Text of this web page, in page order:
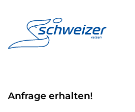
Highlights
Anfrage erhalten!